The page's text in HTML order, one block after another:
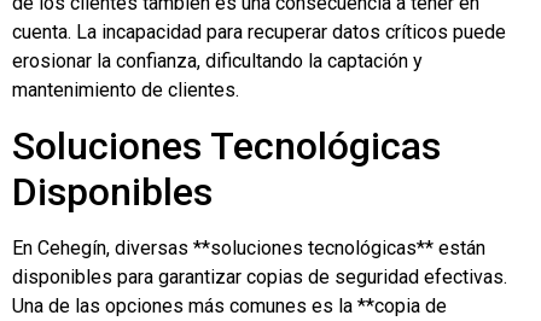
cuenta. La incapacidad para recuperar datos críticos puede
erosionar la confianza, dificultando la captación y
mantenimiento de clientes.
Soluciones Tecnológicas
Disponibles
En Cehegín, diversas **soluciones tecnológicas** están
disponibles para garantizar copias de seguridad efectivas.
Una de las opciones más comunes es la **copia de